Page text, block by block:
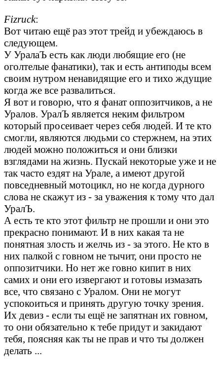
Fizruck:
Вот читаю ещё раз этот трейд и убеждаюсь в
следующем.
У УралаЪ есть как люди любящие его (не
оголтелые фанатики), так и есть антиподы всем
своим нутром ненавидящие его и тихо ждущие
когда же все развалиться.
Я вот и говорю, что я фанат оппозитчиков, а не
Уралов. УралЪ является неким фильтром
который просеивает через себя людей. И те кто
смогли, являются людьми со стержнем, на этих
людей можно положиться и они близки
взглядами на жизнь. Пускай некоторые уже и не
так часто ездят на Урале, а имеют другой
повседневный мотоцикл, но не когда дурного
слова не скажут из - за уважения к тому что дал
УралЪ.
А есть те кто этот фильтр не прошли и они это
прекрасно понимают. И в них какая та не
понятная злость и желчь из - за этого. Не кто в
них палкой с говном не тычит, они просто не
оппозитчики. Но нет же говно кипит в них
самих и они его извергают и готовы измазать
все, что связано с Уралом. Они не могут
успокоиться и принять другую точку зрения.
Их девиз - если ты ещё не запятнан их говном,
то они обязательно к тебе придут и закидают
тебя, поясняя как ты не прав и что ты должен
делать ...